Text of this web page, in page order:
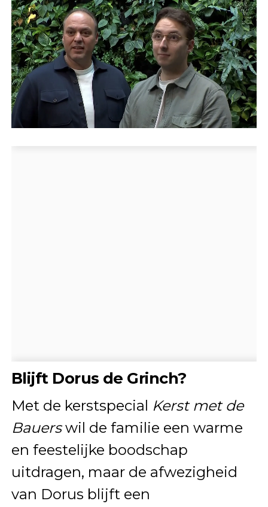
Blijft Dorus de Grinch?
Met de kerstspecial Kerst met de
Bauerswil de familie een warme
en feestelijke boodschap
uitdragen, maar de afwezigheid
van Dorus blijft een